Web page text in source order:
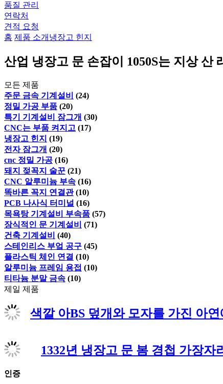
품질 관리
연락처
견적 요청
홈 제품 소개 냉장고 힌지
산업 냉장고 문 손잡이 1050S는 지상 산
모든 제품
주문 금속 기계설비 (24)
정밀 가공 부품 (20)
특기 기계설비 잠그개 (30)
CNC는 부품 켜지고 (17)
냉장고 힌지 (19)
전자 잠그개 (20)
cnc 정밀 가공 (16)
돼지 젖꼭지 술꾼 (21)
CNC 알루미늄 부속 (16)
똑바른 꼭지 연결관 (10)
PCB 나사식 터미널 (16)
목욕탕 기계설비 부속품 (57)
장식적인 문 기계설비 (71)
건축 기계설비 (40)
스테인리스 부엌 공구 (45)
플라스틱 체인 연결 (10)
알루미늄 프레임 용접 (10)
티타늄 분말 금속 (10)
제일 제품
색깔 아BS 덮개와 모자를 가진 아
1332년 냉장고 문 봄 경첩 가장자
인증